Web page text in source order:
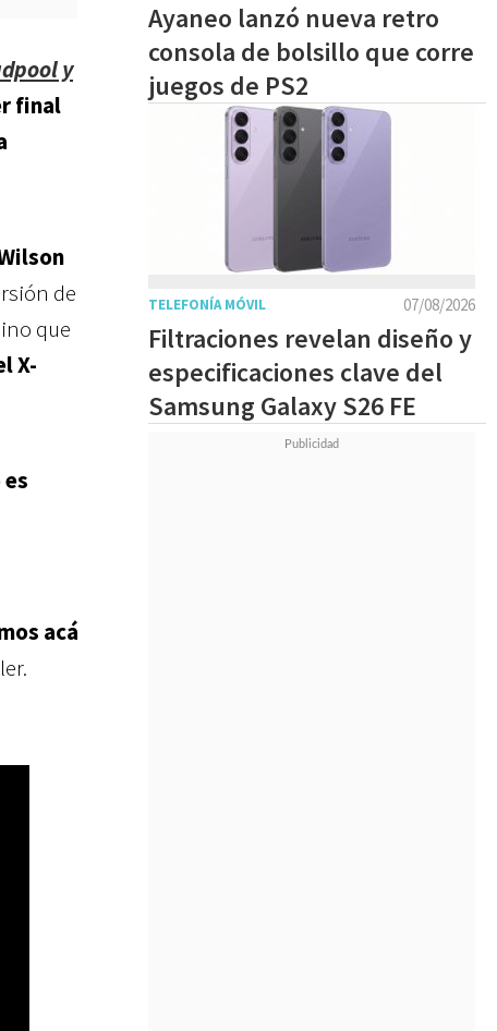
y
final
de
que
X-
acá
Ayaneo lanzó nueva retro
consola de bolsillo que corre
juegos de PS2
07/08/2026
TELEFONÍA MÓVIL
Filtraciones revelan diseño y
especificaciones clave del
Samsung Galaxy S26 FE